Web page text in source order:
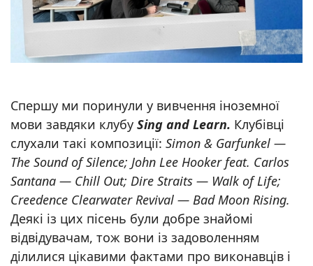
Спершу ми поринули у вивчення іноземної
мови завдяки клубу Sing and Learn. Клубівці
слухали такі композиції: Simon & Garfunkel —
The Sound of Silence; John Lee Hooker feat. Carlos
Santana — Chill Out; Dire Straits — Walk of Life;
Creedence Clearwater Revival — Bad Moon Rising.
Деякі із цих пісень були добре знайомі
відвідувачам, тож вони із задоволенням
ділилися цікавими фактами про виконавців і